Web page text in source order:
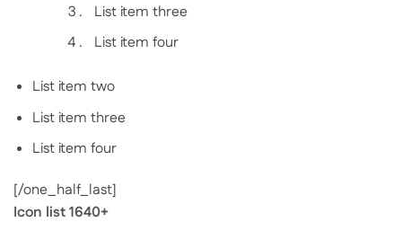
List item three
List item four
List item two
List item three
List item four
[/one_half_last]
Icon list 1640+